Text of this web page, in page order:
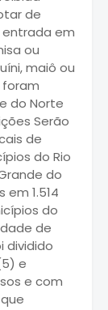
de
entrada em
ou
maiô ou
foram
do Norte
Serão
de
do Rio
do
1.514
do
de
dividido
e
e com